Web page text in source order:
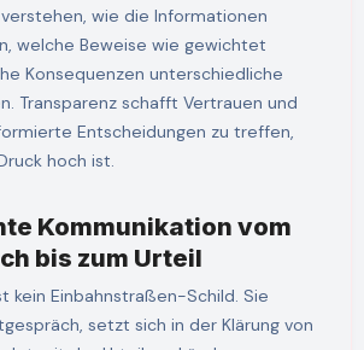
wie die Informationen
welche Beweise wie gewichtet
Konsequenzen unterschiedliche
Transparenz schafft Vertrauen und
Entscheidungen zu treffen,
hoch ist.
Kommunikation vom
bis zum Urteil
setzt sich in der Klärung von